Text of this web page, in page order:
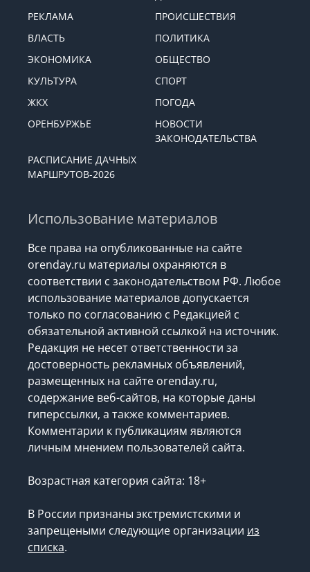
ДОРОГАХ
РЕКЛАМА
ПРОИСШЕСТВИЯ
ВЛАСТЬ
ПОЛИТИКА
ЭКОНОМИКА
ОБЩЕСТВО
КУЛЬТУРА
СПОРТ
ЖКХ
ПОГОДА
Использование материалов
Все права на опубликованные на сайте
orenday.ru материалы охраняются в
соответствии с законодательством РФ. Любое
использование материалов допускается
только по согласованию с Редакцией с
обязательной активной ссылкой на источник.
Редакция не несет ответственности за
достоверность рекламных объявлений,
размещенных на сайте orenday.ru,
содержание веб-сайтов, на которые даны
гиперссылки, а также комментариев.
личным мнением пользователей сайта.
Возрастная категория сайта: 18+
В России признаны экстремистскими и
запрещеными следующие организации